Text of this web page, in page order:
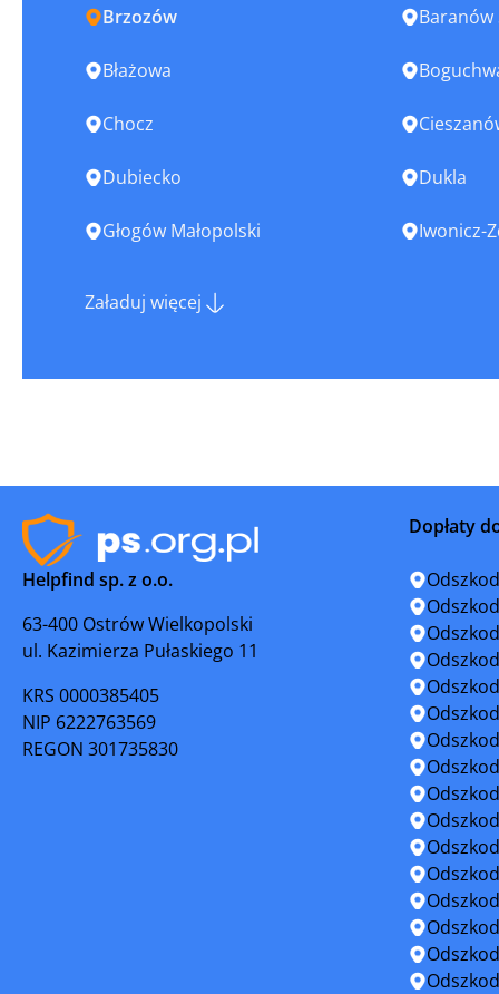
Brzozów
Błażowa
Chocz
Dubiecko Dukla
Głogów Małopolski Iwonicz-
Narol
Oleszyce
Pruchnik Przecław
Przeworsk
Rudnik
Sanok
Sokołów
Ulanów
Załaduj więcej
Helpfind sp. z o.o.
63-400 Ostrów Wielkopolski
ul. Kazimierza Pułaskiego 11
KRS 0000385405
NIP 6222763569
REGON 301735830
Dopłaty